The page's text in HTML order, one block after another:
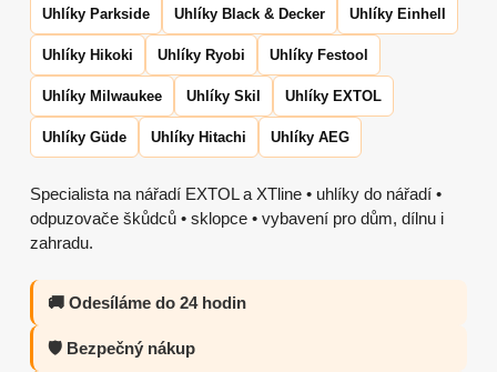
Uhlíky Parkside Uhlíky Black & Decker Uhlíky Einhell
Uhlíky Hikoki Uhlíky Ryobi Uhlíky Festool
Uhlíky Milwaukee Uhlíky Skil Uhlíky EXTOL
Uhlíky Güde Uhlíky Hitachi Uhlíky AEG
Specialista na nářadí EXTOL a XTline • uhlíky do nářadí •
odpuzovače škůdců • sklopce • vybavení pro dům, dílnu i
zahradu.
🚚 Odesíláme do 24 hodin
🛡️ Bezpečný nákup